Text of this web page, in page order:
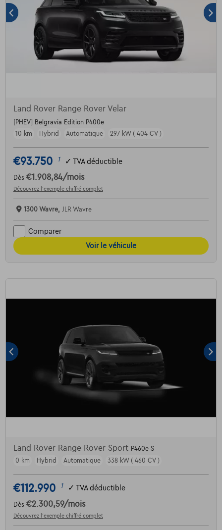
Land Rover Range Rover Velar
[PHEV] Belgravia Edition P400e
10 km
Hybrid Automatique 297 kW ( 404 CV )
€93.750 1 ✓ TVA déductible
Dès €1.908,84/mois
Découvrez l’exemple chiffré complet
1300 Wavre, JLR Wavre
Comparer
Voir le véhicule
Land Rover Range Rover Sport P460e S
0 km
Hybrid Automatique 338 kW ( 460 CV )
€112.990 1 ✓ TVA déductible
Dès €2.300,59/mois
Découvrez l’exemple chiffré complet